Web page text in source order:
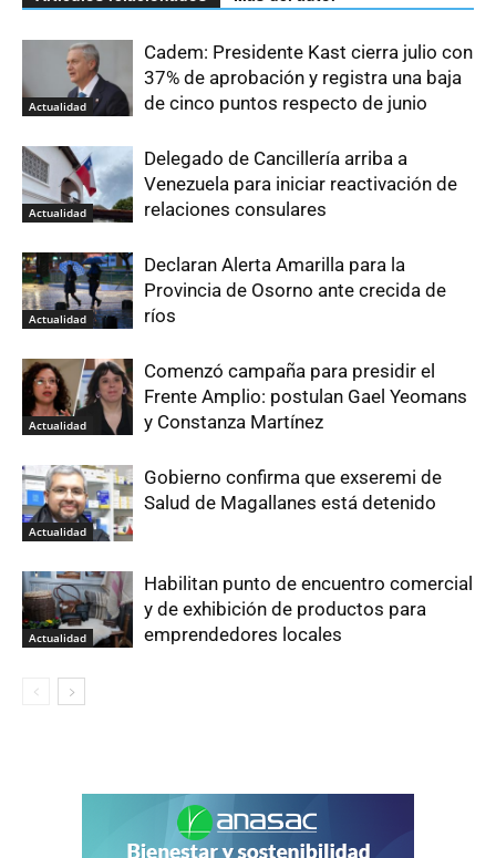
Actualidad
Cadem: Presidente Kast cierra julio con
37% de aprobación y registra una baja
de cinco puntos respecto de junio
Actualidad
Delegado de Cancillería arriba a
Venezuela para iniciar reactivación de
relaciones consulares
Actualidad
Declaran Alerta Amarilla para la
Provincia de Osorno ante crecida de
ríos
Actualidad
Comenzó campaña para presidir el
Frente Amplio: postulan Gael Yeomans
y Constanza Martínez
Actualidad
Gobierno confirma que exseremi de
Salud de Magallanes está detenido
Actualidad
Habilitan punto de encuentro comercial
y de exhibición de productos para
emprendedores locales